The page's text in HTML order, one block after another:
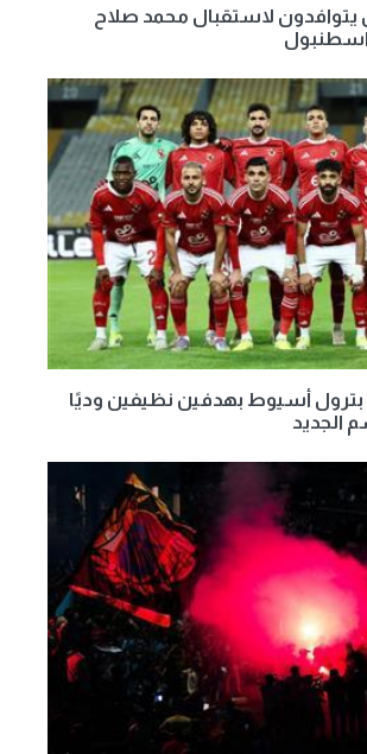
يتوافدون لاستقبال محمد صلاح
بترول أسيوط بهدفين نظيفين وديًا
الجديد